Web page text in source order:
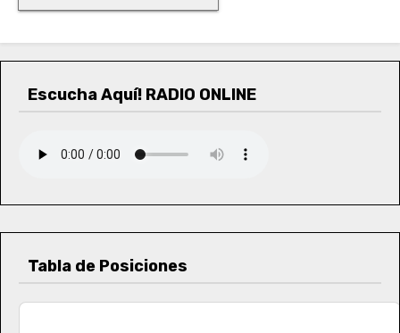
Escucha Aquí! RADIO ONLINE
Tabla de Posiciones